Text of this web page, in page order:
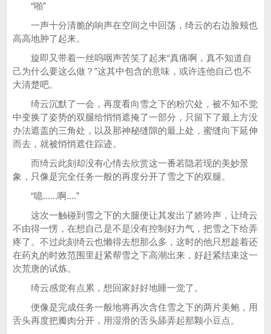
“啪”
一声十分清脆的响声在空间之中回荡，绮云的右边脸颊也
高高地肿了起来。
旋即又带着一丝呜咽声苦笑了起来“真痛啊，真不知道自
己为什么要这么做？”这其中包含的意味，或许连他自己也不
大清楚吧。
绮云沉默了一会，再度看向雪之下的粉穴处，被不知不觉
中变换了姿势的双腿给悄悄遮掩了一部分，只留下了最上方没
办法遮盖的三角处，以及那神秘缝隙的最上处，蜜缝向下延伸
而去，就被悄悄遮住踪迹。
而绮云此刻却没有心情去欣赏这一番若隐若现的美妙景
象，只像是完全任务一般的再度分开了雪之下的双腿。
“噫......啊....”
这次一触碰到雪之下的大腿便让其发出了娇吟声，让绮云
不由得一愣，在想自己是不是没有控制好力气，把雪之下给弄
疼了。不过此刻绮云也懒得去想那么多，这时的他只想趁着还
在药丸的时效范围里赶紧帮雪之下高潮出来，好赶紧结束这一
次荒唐的试炼。
绮云感觉有点累，想回家好好地睡一觉了。
便像是完成任务一般地将再次含住雪之下的两片美鲍，用
舌头再度把瓣肉分开，用湿滑的舌头舔弄起那颗小豆点。